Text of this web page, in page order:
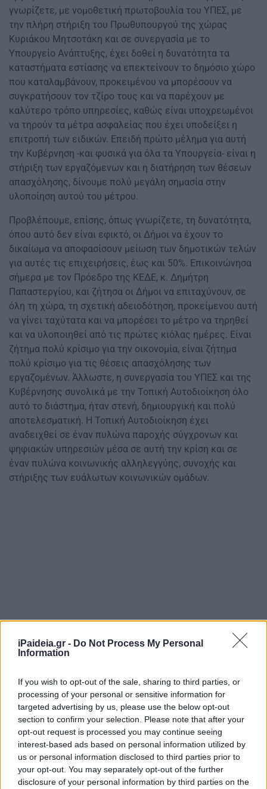
iPaideia.gr - Do Not Process My Personal
Information
If you wish to opt-out of the sale, sharing to third parties, or
processing of your personal or sensitive information for
targeted advertising by us, please use the below opt-out
section to confirm your selection. Please note that after your
opt-out request is processed you may continue seeing
interest-based ads based on personal information utilized by
us or personal information disclosed to third parties prior to
your opt-out. You may separately opt-out of the further
disclosure of your personal information by third parties on the
γνωρίζετε, με νομοθετική πρωτοβουλία του ΥΠΕΣ, με
την πλήρη στήριξη του Πρωθυπουργού της χώρας
Κυριάκου Μητσοτάκη και σε συνεργασία με το
Υπουργείο Ανάπτυξης, έχει δοθεί η δυνατότητα τα
καταστήματα εστίασης να επεκτείνουν το δημόσιο χώρο
που καταλαμβάνουν, προκειμένου να μπορέσουν να
συγκρατήσουν τον τζίρο τους και να παρέχουν με
καλύτερο τρόπο υπηρεσίες, καθώς είναι υποχρεωμένοι
να τηρούν τα μέτρα ασφαλείας που έχει υποδείξει η
επιτροπή των ειδικών. Επειδή πρώτο μέλημα για αυτή
την Κυβέρνηση -και φυσικά για όλα τα Υπουργεία- είναι η
στήριξη των εργαζόμενων και η διατήρηση των θέσεων
απασχόλησης, δίνουμε πολύ μεγάλη σημασία στην
υλοποίηση αυτού του μέτρου.
Προβλέπουμε, επίσης, όπως γνωρίζετε, τη δυνατότητα,
όπου αυτό δεν είναι εφικτό, οι Δήμοι να έχουν το
δικαίωμα να αποφασίσουν μείωση των δημοτικών τελών
για αυτές τις επιχειρήσεις, έως και 50%. Επικοινώνησα
σήμερα με τον Πρόεδρο της ΚΕΔΕ, κ. Δημήτρη
Παπαστεργίου, και ζήτησα οι Δήμοι να επιταχύνουν, σε
όλη τη χώρα, τη σχετική αδειοδότηση, προκείμενου αυτή
να γίνει ταχύτατα και να μπορέσει το μέτρο να τηρηθεί
και να υλοποιηθεί από τις πρώτες κιόλας ημέρες. Είναι
ζήτημα πολύ κρίσιμο για την οικονομία, είναι ζήτημα
πολύ κρίσιμο για τις θέσεις απασχόλησης των
εργαζομένων. Άλλωστε, η συνεργασία του ΥΠΕΣ και της
Κυβέρνησης συνολικά με την Τοπική Αυτοδιοίκηση όλο
αυτό το διάστημα, ήταν στενή, δημιουργική και πολύ
αποτελεσματική. Η Τοπική Αυτοδιοίκηση έχει
αναδειχθεί σε έναν πυλώνα παροχής σύγχρονων και
ψηφιακών υπηρεσιών μέσα σε αυτή την κρίση και σε
έναν πυλώνα κοινωνικής αλληλεγγύης, συνοχής και
στήριξης των ευάλωτων κοινωνικών ομάδων.